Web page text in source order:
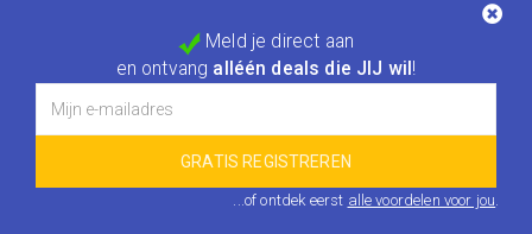
Meld je direct aan
en ontvang alléén deals die JIJ wil !
...of ontdek eerst alle voordelen voor jou.